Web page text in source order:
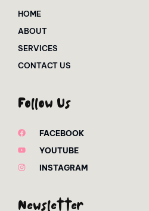
HOME
ABOUT
SERVICES
CONTACT US
Follow Us
FACEBOOK
YOUTUBE
INSTAGRAM